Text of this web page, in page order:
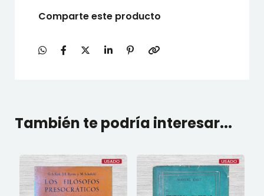
Comparte este producto
También te podría interesar...